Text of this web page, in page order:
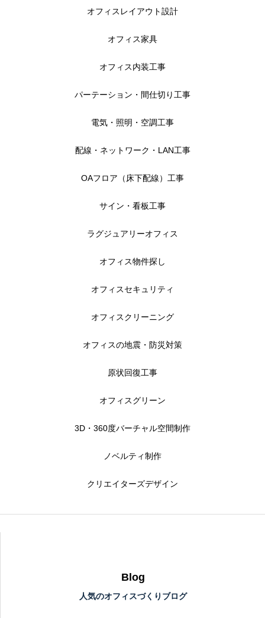
オフィスレイアウト設計
オフィス家具
オフィス内装工事
パーテーション・間仕切り工事
電気・照明・空調工事
配線・ネットワーク・LAN工事
OAフロア（床下配線）工事
サイン・看板工事
ラグジュアリーオフィス
オフィス物件探し
オフィスセキュリティ
オフィスクリーニング
オフィスの地震・防災対策
原状回復工事
オフィスグリーン
3D・360度バーチャル空間制作
ノベルティ制作
クリエイターズデザイン
Blog
人気のオフィスづくりブログ